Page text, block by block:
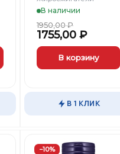
В наличии
1950,00₽
1755,00₽
В корзину
В 1 КЛИК
−10%